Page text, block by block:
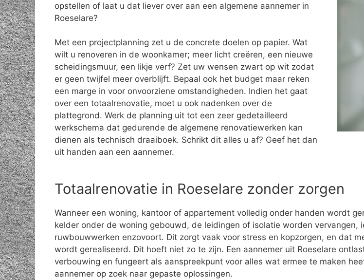
opstellen of laat u dat liever over aan een algemene aannemer in
Roeselare?
Met een projectplanning zet u de concrete doelen op papier. Wat
wilt u renoveren in de woonkamer; meer licht creëren, een nieuwe
scheidingsmuur, een likje verf? Zet uw wensen zwart op wit zodat
er geen twijfel meer overblijft. Bepaal ook het budget maar reken
een marge in voor onvoorziene omstandigheden. Indien het gaat
over een totaalrenovatie, moet u ook nadenken over de
plattegrond. Werk de planning uit tot een zeer gedetailleerd
werkschema dat gedurende de algemene renovatiewerken kan
dienen als technisch draaiboek. Schrikt dit alles u af? Geef het dan
uit handen aan een aannemer.
Totaalrenovatie in Roeselare zonder zorgen
Wanneer een woning, kantoor of appartement volledig onder handen wordt
kelder onder de woning gebouwd, de leidingen of isolatie worden
ruwbouwwerken enzovoort. Dit zorgt vaak voor stress en kopzorgen, en dat
wordt gerealiseerd. Dit hoeft niet zo te zijn. Een aannemer uit Roeselare
verbouwing en fungeert als aanspreekpunt voor alles wat ermee te maken
aannemer op zoek naar gepaste oplossingen.